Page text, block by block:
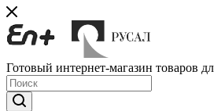
Готовый интернет-магазин товаров